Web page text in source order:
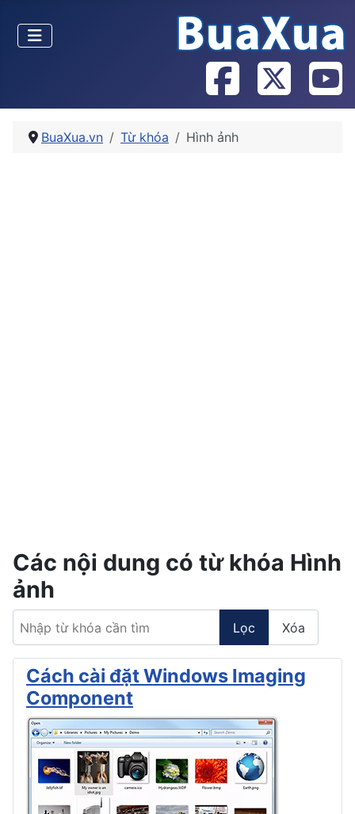
BuaXua.vn Từ khóa Hình ảnh
Các nội dung có từ khóa Hình
ảnh
Nhập từ khóa cần tìm
Lọc Xóa
Cách cài đặt Windows Imaging
Component